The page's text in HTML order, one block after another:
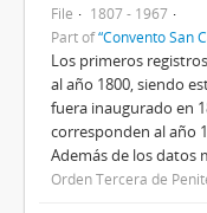
File
1807 - 1967
Part of“Convento San
Los primeros
al año 1800, siendo
fuera inaugurado en
corresponden al año
Además de los datos
Orden Tercera de